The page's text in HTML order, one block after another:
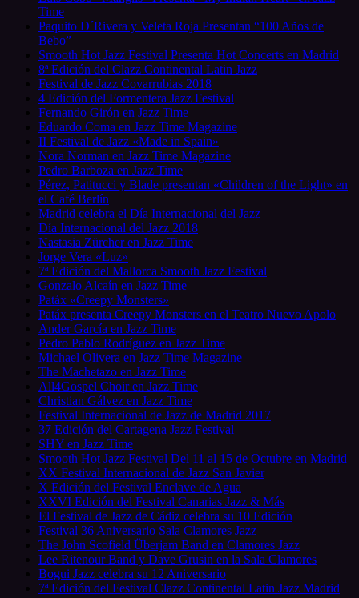
Time
Paquito D´Rivera y Veleta Roja Presentan “100 Años de
Bebo”
Smooth Hot Jazz Festival Presenta Hot Concerts en Madrid
8ª Edición del Clazz Continental Latin Jazz
Festival de Jazz Covarrubias 2018
4 Edición del Formentera Jazz Festival
Fernando Girón en Jazz Time
Eduardo Coma en Jazz Time Magazine
II Festival de Jazz «Made in Spain»
Nora Norman en Jazz Time Magazine
Pedro Barboza en Jazz Time
Pérez, Patitucci y Blade presentan «Children of the Light» en
el Café Berlín
Madrid celebra el Día Internacional del Jazz
Día Internacional del Jazz 2018
Nastasia Zürcher en Jazz Time
Jorge Vera «Luz»
7ª Edición del Mallorca Smooth Jazz Festival
Gonzalo Alcaín en Jazz Time
Patáx «Creepy Monsters»
Patáx presenta Creepy Monsters en el Teatro Nuevo Apolo
Ander García en Jazz Time
Pedro Pablo Rodríguez en Jazz Time
Michael Olivera en Jazz Time Magazine
The Machetazo en Jazz Time
All4Gospel Choir en Jazz Time
Christian Gálvez en Jazz Time
Festival Internacional de Jazz de Madrid 2017
37 Edición del Cartagena Jazz Festival
SHY en Jazz Time
Smooth Hot Jazz Festival Del 11 al 15 de Octubre en Madrid
XX Festival Internacional de Jazz San Javier
X Edición del Festival Enclave de Agua
XXVI Edición del Festival Canarias Jazz & Más
El Festival de Jazz de Cádiz celebra su 10 Edición
Festival 36 Aniversario Sala Clamores Jazz
The John Scofield Überjam Band en Clamores Jazz
Lee Ritenour Band y Dave Grusin en la Sala Clamores
Bogui Jazz celebra su 12 Aniversario
7ª Edición del Festival Clazz Continental Latin Jazz Madrid